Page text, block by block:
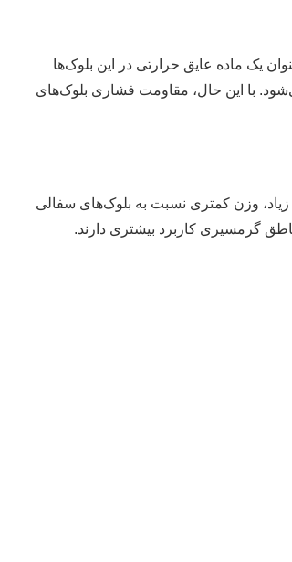
یک ماده عایق حرارتی در این بلوک‌ها
با این حال، مقاومت فشاری بلوک‌های
وزن کمتری نسبت به بلوک‌های سفالی
گرمسیری کاربرد بیشتری دارند.